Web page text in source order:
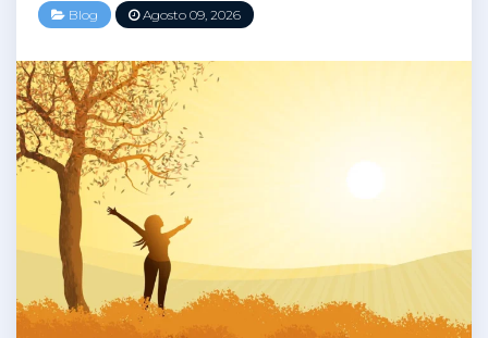
Blog Agosto 09, 2026